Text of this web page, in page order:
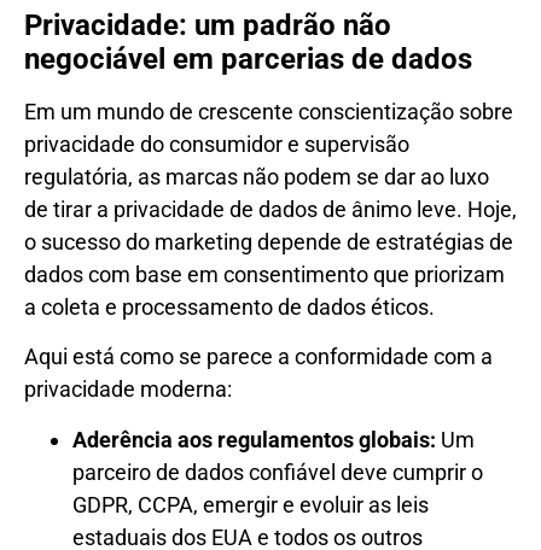
Privacidade: um padrão não
negociável em parcerias de dados
Em um mundo de crescente conscientização sobre
privacidade do consumidor e supervisão
regulatória, as marcas não podem se dar ao luxo
de tirar a privacidade de dados de ânimo leve. Hoje,
o sucesso do marketing depende de estratégias de
dados com base em consentimento que priorizam
a coleta e processamento de dados éticos.
Aqui está como se parece a conformidade com a
privacidade moderna:
Aderência aos regulamentos globais: Um
parceiro de dados confiável deve cumprir o
GDPR, CCPA, emergir e evoluir as leis
estaduais dos EUA e todos os outros